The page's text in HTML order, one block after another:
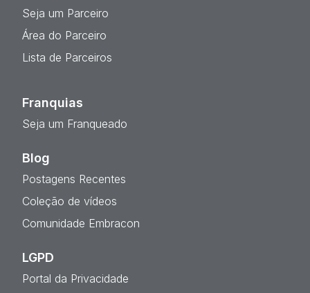
Seja um Parceiro
Área do Parceiro
Lista de Parceiros
Franquias
Seja um Franqueado
Blog
Postagens Recentes
Coleção de vídeos
Comunidade Embracon
LGPD
Portal da Privacidade